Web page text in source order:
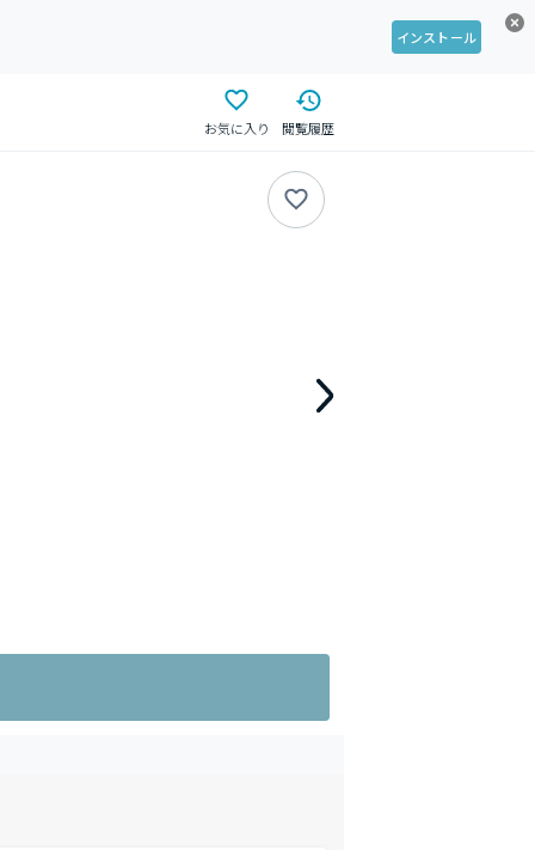
インストール
お気に入り 閲覧履歴